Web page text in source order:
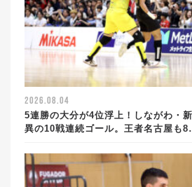
2026.08.04
5連勝の大分が4位浮上！しながわ・
異の10戦連続ゴール。王者名古屋も